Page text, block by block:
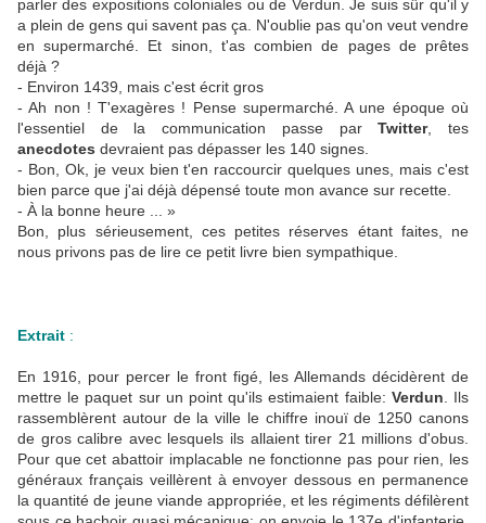
parler des expositions coloniales ou de Verdun. Je suis sûr qu'il y
a plein de gens qui savent pas ça. N'oublie pas qu'on veut vendre
en supermarché. Et sinon, t'as combien de pages de prêtes
déjà ?
- Environ 1439, mais c'est écrit gros
- Ah non ! T'exagères ! Pense supermarché. A une époque où
l'essentiel de la communication passe parTwitter, tes
anecdotes devraient pas dépasser les 140 signes.
- Bon, Ok, je veux bien t'en raccourcir quelques unes, mais c'est
bien parce que j'ai déjà dépensé toute mon avance sur recette.
- À la bonne heure ... »
Bon, plus sérieusement, ces petites réserves étant faites, ne
nous privons pas de lire ce petit livre bien sympathique.
Extrait :
En 1916, pour percer le front figé, les Allemands décidèrent de
mettre le paquet sur un point qu'ils estimaient faible: Verdun . Ils
rassemblèrent autour de la ville le chiffre inouï de 1250 canons
de gros calibre avec lesquels ils allaient tirer 21 millions d'obus.
Pour que cet abattoir implacable ne fonctionne pas pour rien, les
généraux français veillèrent à envoyer dessous en permanence
la quantité de jeune viande appropriée, et les régiments défilèrent